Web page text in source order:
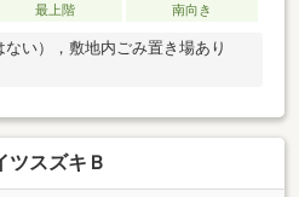
最上階 南向き
い），敷地内ごみ置き場あり
ツスズキＢ